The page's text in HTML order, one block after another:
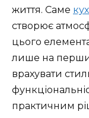
життя. Саме
створює
цього
лише на
врахувати
практичним